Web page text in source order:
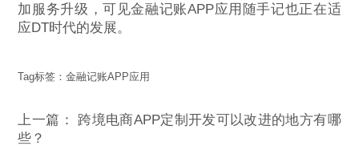
加服务升级，可见金融记账APP应用随手记也正在适
应DT时代的发展。
Tag标签：金融记账APP应用
上一篇： 跨境电商APP定制开发可以改进的地方有哪
些？